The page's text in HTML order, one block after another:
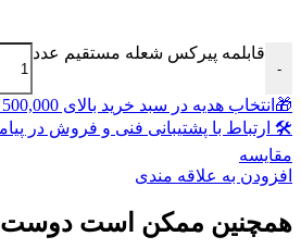
-
قابلمه پیرکس شعله مستقیم عدد
🎁انتخاب هدیه در سبد خرید بالای 500,000 تومان
🛠 ارتباط با پشتیبانی فنی و فروش در
مقايسه
افزودن به علاقه مندی
همچنین ممکن است دوست